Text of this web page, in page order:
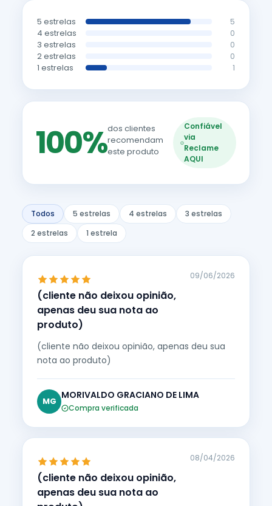
5 estrelas 5
4 estrelas 0
3 estrelas 0
2 estrelas 0
1 estrelas 1
100%dos clientes
recomendam
este produto
Confiável
via
Reclame
AQUI
Todos 5 estrelas 4 estrelas
3 estrelas
2 estrelas
1 estrela
(cliente não deixou opinião,
apenas deu sua nota ao
produto)
09/06/2026
(cliente não deixou opinião, apenas deu sua
nota ao produto)
MG
MORIVALDO GRACIANO DE LIMA
Compra verificada
(cliente não deixou opinião,
apenas deu sua nota ao
08/04/2026